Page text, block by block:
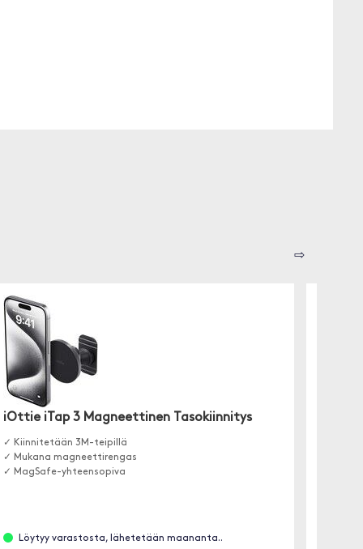
⇨
iOttie iTap 3 Magneettinen Tasokiinnitys
✓ Kiinnitetään 3M-teipillä
✓ Mukana magneettirengas
✓ MagSafe-yhteensopiva
Löytyy varastosta, lähetetään maananta..